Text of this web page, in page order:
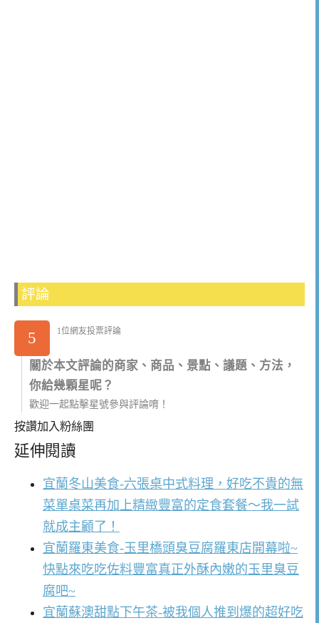
評論
5 1位網友投票評論
關於本文評論的商家、商品、景點、議題、方法，
你給幾顆星呢？
歡迎一起點擊星號參與評論唷！
按讚加入粉絲團
延伸閱讀
宜蘭冬山美食-六張桌中式料理，好吃不貴的無
菜單桌菜再加上精緻豐富的定食套餐～我一試
就成主顧了！
宜蘭羅東美食-玉里橋頭臭豆腐羅東店開幕啦~
快點來吃吃佐料豐富真正外酥內嫩的玉里臭豆
腐吧~
宜蘭蘇澳甜點下午茶-被我個人推到爆的超好吃